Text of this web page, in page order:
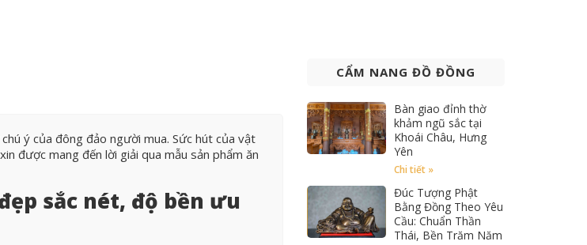
ý của đông đảo người mua. Sức hút của vật
xin được mang đến lời giải qua mẫu sản phẩm ăn
sắc nét, độ bền ưu
CẨM NANG ĐỒ ĐỒNG
Bàn giao đỉnh thờ
khảm ngũ sắc tại
Khoái Châu, Hưng
Yên
Chi tiết »
Đúc Tượng Phật
Bằng Đồng Theo Yêu
Cầu: Chuẩn Thần
Thái, Bền Trăm Năm